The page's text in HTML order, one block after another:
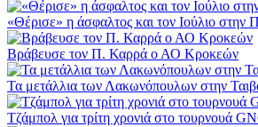
«Θέρισε» η άσφαλτος και τον Ιούλιο στην
Βράβευσε τον Π. Καρρά ο ΑΟ Κροκεών
Τα μετάλλια των Λακωνόπουλων στην
Τζάμπολ για τρίτη χρονιά στο τουρνουά